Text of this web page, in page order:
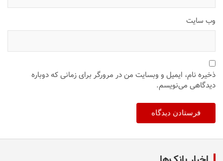
وب‌ سایت
ذخیره نام، ایمیل و وبسایت من در مرورگر برای زمانی که دوباره
دیدگاهی می‌نویسم.